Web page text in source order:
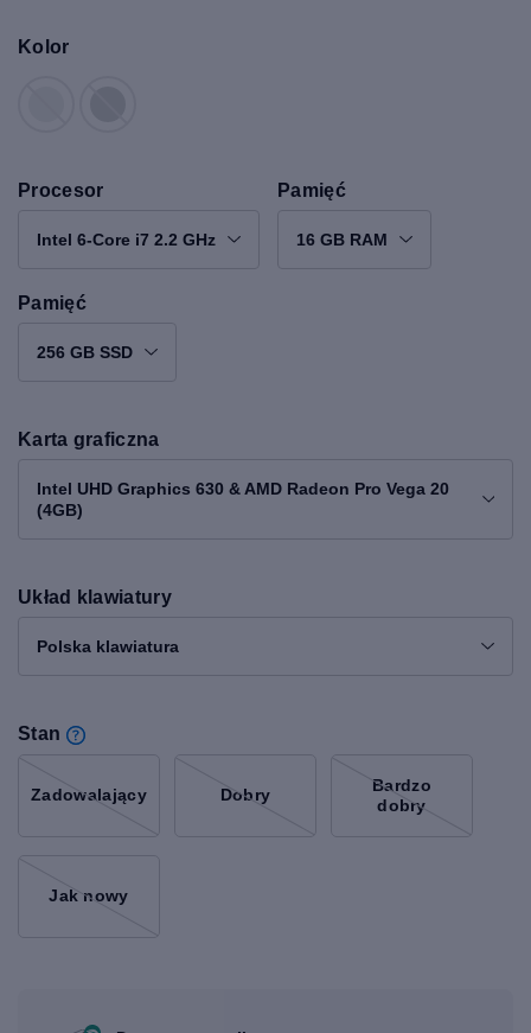
Kolor
Procesor
Intel 6-Core i7 2.2 GHz
Pamięć
16 GB RAM
Pamięć
256 GB SSD
Karta graficzna
Intel UHD Graphics 630 & AMD Radeon Pro Vega 20
(4GB)
Układ klawiatury
Polska klawiatura
Stan
Zadowalający Dobry
Bardzo
dobry
Jak nowy